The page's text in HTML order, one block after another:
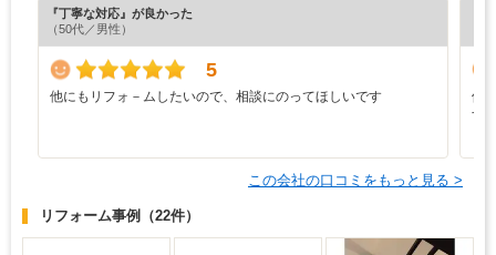
『丁寧な対応』が良かった
（50代／男性）
5
他にもリフォ－ムしたいので、相談にのってほしいです
価
す
この会社の口コミをもっと見る >
リフォーム事例 （22件）